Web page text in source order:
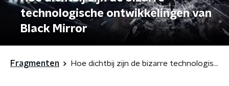
technologische ontwikkelingen van
Black Mirror
Fragmenten Hoe dichtbij zijn de bizarre technologische ontwikkelingen van Black Mirror